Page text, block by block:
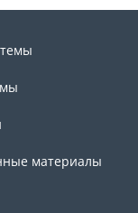
материалы